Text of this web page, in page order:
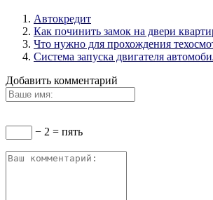
Автокредит
Как починить замок на двери
Что нужно для прохождения
Система запуска двигателя
Добавить комментарий
− 2 = пять